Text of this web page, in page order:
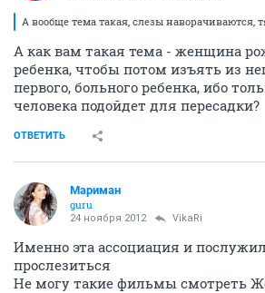
А вообще тема такая, слезы наворачиваются,
А как вам такая тема - женщина
ребенка, чтобы потом изъять из
первого, больного ребенка, ибо
человека подойдет для пересадки?
ОТВЕТИТЬ
Мариман
guru
24 ноября 2012 VikaRi
Именно эта ассоциация и
прослезиться
Не могу такие фильмы смотреть